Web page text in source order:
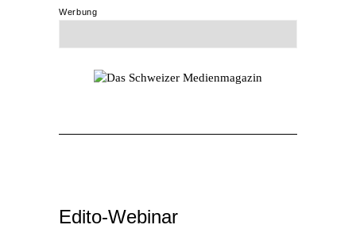
Werbung
Edito-Webinar